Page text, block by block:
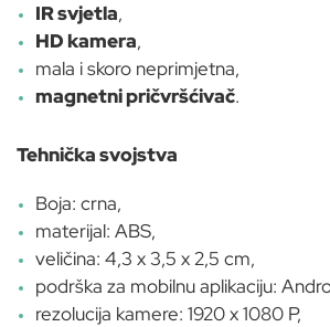
IR svjetla,
HD kamera,
mala i skoro neprimjetna,
magnetni pričvršćivač.
Tehnička svojstva
Boja: crna,
materijal: ABS,
veličina: 4,3 x 3,5 x 2,5 cm,
podrška za mobilnu aplikaciju:
rezolucija kamere: 1920 x 1080 P,